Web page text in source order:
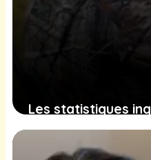
Les statistiques
chasse en France
l’environnement